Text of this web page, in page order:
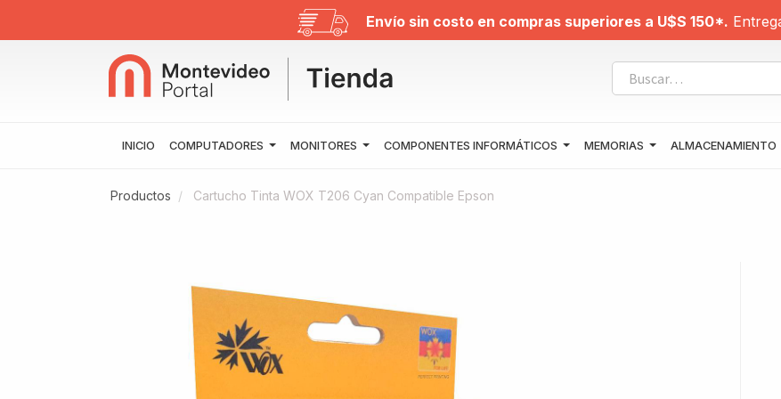
Envío sin costo en compras superiores a U$S 150*.
INICIO COMPUTADORES MONITORES COMPONENTES INFORMÁTICOS MEMORIAS ALMACENAMIENTO
Productos Cartucho Tinta WOX T206 Cyan Compatible Epson